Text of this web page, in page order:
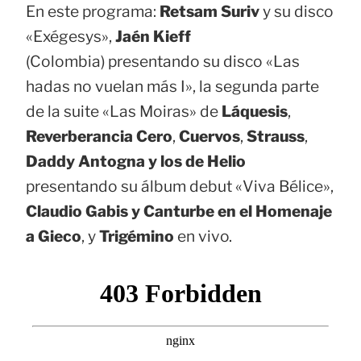
En este programa: Retsam Surivy su disco
«Exégesys», Jaén Kieff
(Colombia) presentando su disco «Las
hadas no vuelan más I», la segunda parte
de la suite «Las Moiras» de Láquesis,
Reverberancia Cero, Cuervos, Strauss,
Daddy Antogna y los de Helio
presentando su álbum debut «Viva Bélice»,
Claudio Gabis y Canturbe en el Homenaje
a Gieco, yTrigémino en vivo.